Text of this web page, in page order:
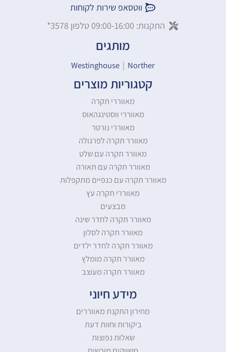
ווטסאפ שירות לקוחות
התקנות: 09:00-16:00 טלפון 3578*
מותגים
Westinghouse | Norther
קטגוריות מוצרים
מאווררי תקרה
מאווררי ווסטינגהאוס
מאווררי נורטר
מאוורר תקרה לפרגולה
מאוורר תקרה עם שלט
מאוורר תקרה עם תאורה
מאוורר תקרה עם כנפיים מתקפלות
מאווררי תקרה עץ
מבצעים
מאוורר תקרה לחדר שינה
מאוורר תקרה לסלון
מאוורר תקרה לחדר ילדים
מאוורר תקרה מומלץ
מאוורר תקרה מעוצב
מידע חיוני
מחירון התקנת מאווררים
ביקורות וחוות דעת
שאלות נפוצות